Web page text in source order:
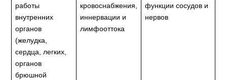
работы
внутренних
органов
(желудка,
сердца, легких,
органов
брюшной
кровоснабжения,
иннервации и
лимфооттока
функции сосудов и
нервов